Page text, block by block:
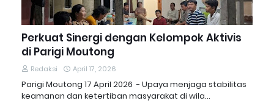
Perkuat Sinergi dengan Kelompok Aktivis
di Parigi Moutong
Redaksi April 17, 2026
Parigi Moutong 17 April 2026 - Upaya menjaga stabilitas
keamanan dan ketertiban masyarakat di wila…